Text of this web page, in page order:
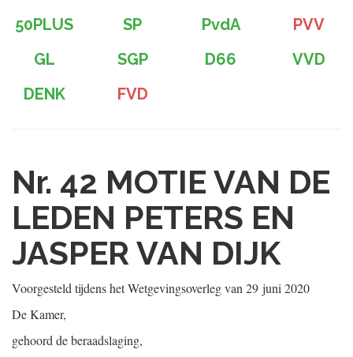
50PLUS
SP PvdA
PVV
GL
SGP D66
VVD
DENK
FVD
Nr. 42 MOTIE VAN DE
LEDEN PETERS EN
JASPER VAN DIJK
Voorgesteld tijdens het Wetgevingsoverleg van 29 juni 2020
De Kamer,
gehoord de beraadslaging,